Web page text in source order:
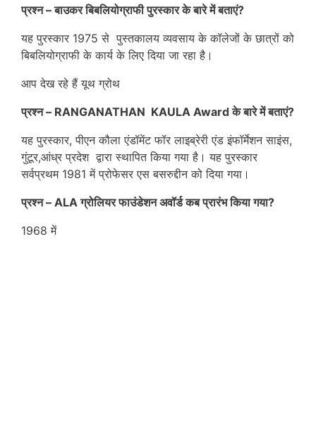
प्रश्न – बाउकर बिबलियोग्राफी पुरस्कार के बारे में बताएं?
यह पुरस्कार 1975 से पुस्तकालय व्यवसाय के कॉलेजों के छात्रों को
बिबलियोग्राफी के कार्य के लिए दिया जा रहा है।
आप देख रहे हैं यूथ ग्रोथ
प्रश्न – RANGANATHAN KAULA Award के बारे में बताएं?
यह पुरस्कार, पीएन कौला एंडॉमेंट फॉर लाइब्रेरी एंड इंफॉर्मेशन साइंस,
गुंटूर,आंध्र प्रदेश द्वारा स्थापित किया गया है। यह पुरस्कार
सर्वप्रथम 1981 में प्रोफेसर एस बसरुद्दीन को दिया गया।
प्रश्न – ALA ग्रोलियर फाउंडेशन अवॉर्ड कब प्रारंभ किया गया?
1968 में